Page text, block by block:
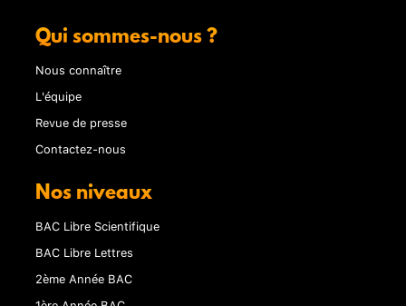
Qui sommes-nous ?
Nous connaître
L'équipe
Revue de presse
Contactez-nous
Nos niveaux
BAC Libre Scientifique
BAC Libre Lettres
2ème Année BAC